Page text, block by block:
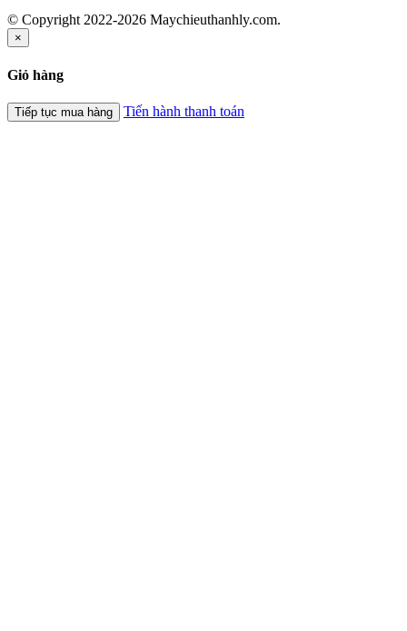
© Copyright 2022-2026 Maychieuthanhly.com.
×
Giỏ hàng
Tiếp tục mua hàng Tiến hành thanh toán